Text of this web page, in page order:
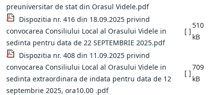
preuniversitar de stat din Orasul Videle.pdf
Dispozitia nr. 416 din 18.09.2025 privind
convocarea Consiliului Local al Orasului Videle in
sedinta pentru data de 22 SEPTEMBRIE 2025.pdf
[ ]
510
kB
Dispozitia nr. 408 din 11.09.2025 privind
convocarea Consiliului Local al Orasului Videle in
sedinta extraordinara de indata pentru data de 12
septembrie 2025, ora10.00 .pdf
[ ]
709
kB